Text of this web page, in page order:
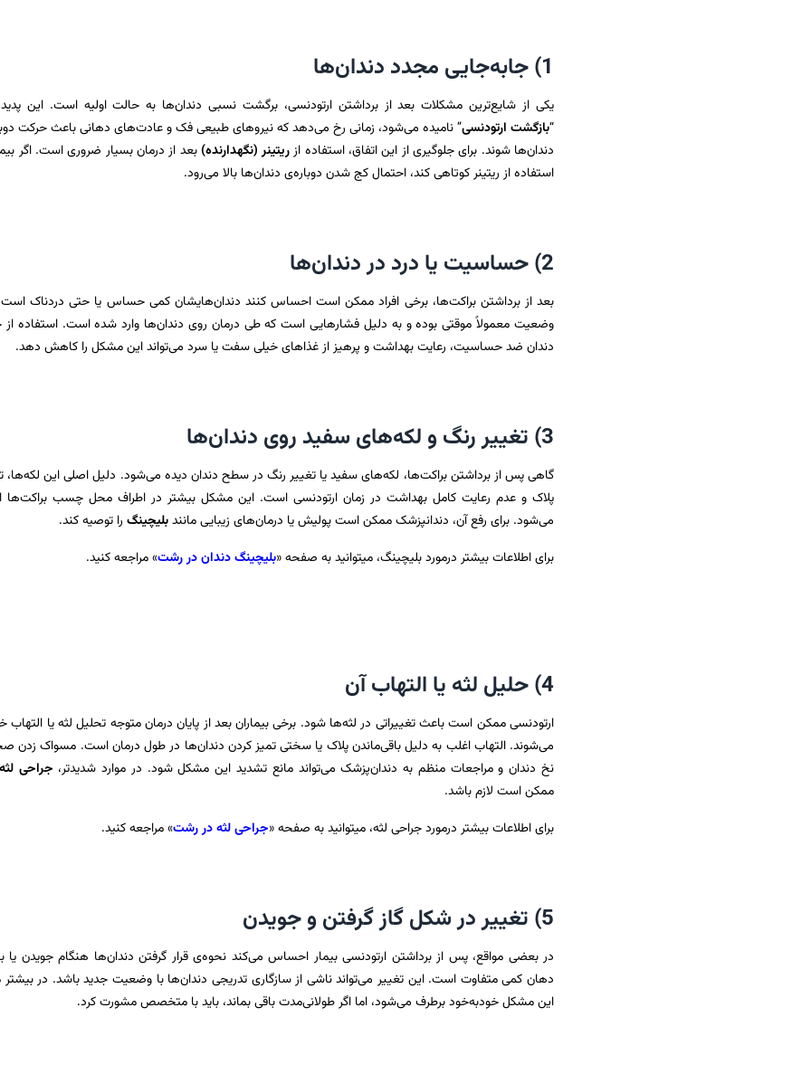
1) جابه‌جایی مجدد دندان‌ها
یکی از شایع‌ترین مشکلات بعد از برداشتن ارتودنسی، برگشت نسبی دندان‌ها به حالت اولیه است. این
“بازگشت ارتودنسی” نامیده می‌شود، زمانی رخ می‌دهد که نیروهای طبیعی فک و عادت‌های دهانی باعث حرکت
دندان‌ها شوند. برای جلوگیری از این اتفاق، استفاده ازریتینر (نگهدارنده) بعد از درمان بسیار ضروری است. اگر
استفاده از ریتینر کوتاهی کند، احتمال کج شدن دوباره‌ی دندان‌ها بالا می‌رود.
2) حساسیت یا درد در دندان‌ها
بعد از برداشتن براکت‌ها، برخی افراد ممکن است احساس کنند دندان‌هایشان کمی حساس یا حتی دردناک
وضعیت معمولاً موقتی بوده و به دلیل فشارهایی است که طی درمان روی دندان‌ها وارد شده است. استفاده از
دندان ضد حساسیت، رعایت بهداشت و پرهیز از غذاهای خیلی سفت یا سرد می‌تواند این مشکل را کاهش دهد.
3) تغییر رنگ و لکه‌های سفید روی دندان‌ها
گاهی پس از برداشتن براکت‌ها، لکه‌های سفید یا تغییر رنگ در سطح دندان دیده می‌شود. دلیل اصلی این لکه‌ها،
پلاک و عدم رعایت کامل بهداشت در زمان ارتودنسی است. این مشکل بیشتر در اطراف محل چسب براکت‌ها
می‌شود. برای رفع آن، دندانپزشک ممکن است پولیش یا درمان‌های زیبایی مانندبلیچینگ را توصیه کند.
برای اطلاعات بیشتر درمورد بلیچینگ، میتوانید به صفحه «بلیچینگ دندان در رشت» مراجعه کنید.
4) حلیل لثه یا التهاب آن
ارتودنسی ممکن است باعث تغییراتی در لثه‌ها شود. برخی بیماران بعد از پایان درمان متوجه تحلیل لثه یا
می‌شوند. التهاب اغلب به دلیل باقی‌ماندن پلاک یا سختی تمیز کردن دندان‌ها در طول درمان است. مسواک زدن
نخ دندان و مراجعات منظم به دندان‌پزشک می‌تواند مانع تشدید این مشکل شود. در موارد شدیدتر، جراحی
ممکن است لازم باشد.
برای اطلاعات بیشتر درمورد جراحی لثه، میتوانید به صفحه «جراحی لثه در رشت» مراجعه کنید.
5) تغییر در شکل گاز گرفتن و جویدن
در بعضی مواقع، پس از برداشتن ارتودنسی بیمار احساس می‌کند نحوه‌ی قرار گرفتن دندان‌ها هنگام جویدن یا
دهان کمی متفاوت است. این تغییر می‌تواند ناشی از سازگاری تدریجی دندان‌ها با وضعیت جدید باشد. در بیشتر
این مشکل خودبه‌خود برطرف می‌شود، اما اگر طولانی‌مدت باقی بماند، باید با متخصص مشورت کرد.